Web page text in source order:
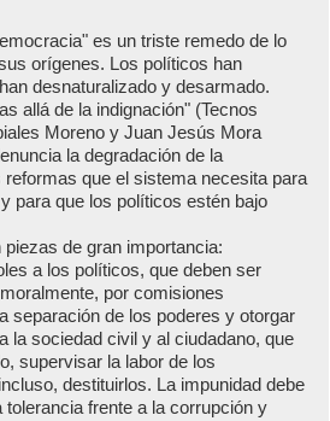
es un triste remedo de lo
orígenes. Los políticos han
desnaturalizado y desarmado.
allá de la indignación" (Tecnos
Moreno y Juan Jesús Mora
la degradación de la
que el sistema necesita para
para que los políticos estén bajo
de gran importancia:
a los políticos, que deben ser
por comisiones
separación de los poderes y otorgar
la sociedad civil y al ciudadano, que
supervisar la labor de los
destituirlos. La impunidad debe
frente a la corrupción y